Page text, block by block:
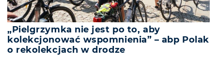
„Pielgrzymka nie jest po to, aby
kolekcjonować wspomnienia” – abp Polak
o rekolekcjach w drodze